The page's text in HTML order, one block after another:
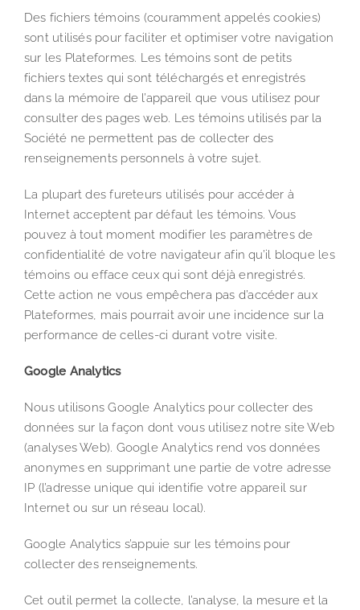
Des fichiers témoins (couramment appelés cookies)
sont utilisés pour faciliter et optimiser votre navigation
sur les Plateformes. Les témoins sont de petits
fichiers textes qui sont téléchargés et enregistrés
dans la mémoire de l’appareil que vous utilisez pour
consulter des pages web. Les témoins utilisés par la
Société ne permettent pas de collecter des
renseignements personnels à votre sujet.
La plupart des fureteurs utilisés pour accéder à
Internet acceptent par défaut les témoins. Vous
pouvez à tout moment modifier les paramètres de
confidentialité de votre navigateur afin qu’il bloque les
témoins ou efface ceux qui sont déjà enregistrés.
Cette action ne vous empêchera pas d’accéder aux
Plateformes, mais pourrait avoir une incidence sur la
performance de celles-ci durant votre visite.
Google Analytics
Nous utilisons Google Analytics pour collecter des
données sur la façon dont vous utilisez notre site Web
(analyses Web). Google Analytics rend vos données
anonymes en supprimant une partie de votre adresse
IP (l’adresse unique qui identifie votre appareil sur
Internet ou sur un réseau local).
Google Analytics s’appuie sur les témoins pour
collecter des renseignements.
Cet outil permet la collecte, l’analyse, la mesure et la